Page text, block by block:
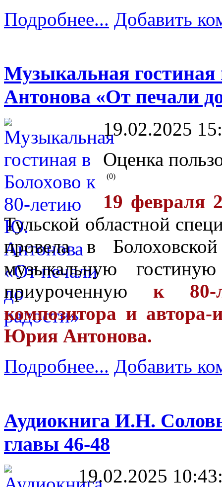
Подробнее... Добавить
Музыкальная
Антонова «От печали
19.02.2025
Оценка
(0)
19 февраля
Тульской областной
провела в
музыкальную
приуроченную к 80-
композитора и автора-
Юрия Антонова.
Подробнее... Добавить
Аудиокнига И.Н.
главы 46-48
19.02.2025